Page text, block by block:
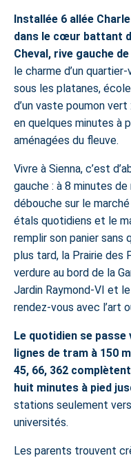
Installée 6 allée
dans le cœur battant
Cheval, rive gauche
le charme d’un
sous les platanes,
d’un vaste poumon
en quelques minutes à
aménagées du fleuve.
Vivre à Sienna, c’est
gauche : à 8 minutes
débouche sur le
étals quotidiens et le
remplir son panier sans
plus tard, la Prairie des
verdure au bord de la
Jardin Raymond-VI et
rendez-vous avec l’art
Le quotidien se
lignes de tram à 150
45, 66, 362
huit minutes à pied
stations seulement
universités.
Les parents trouvent